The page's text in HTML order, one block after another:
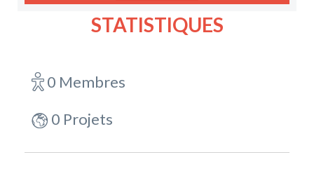
STATISTIQUES
0 Membres
0 Projets